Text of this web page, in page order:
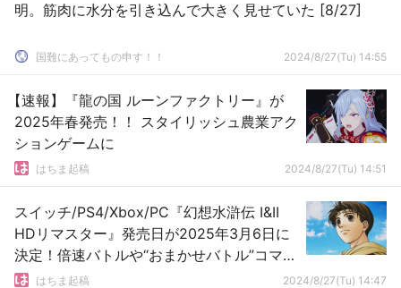
明。筋肉に水分を引き込んで大きく見せていた [8/27]
国難にあってもの申す！！ 2024/8/27(Tu) 14:55
【速報】『龍の国 ルーンファクトリー』が
2025年春発売！！ スタイリッシュ農業アク
ションゲームに
はちま起稿 2024/8/27(Tu) 14:51
スイッチ/PS4/Xbox/PC『幻想水滸伝 I&II
HDリマスター』発売日が2025年3月6日に
決定！倍速バトルや“おまかせバトル”コマン
ドが簡略化
はちま起稿 2024/8/27(Tu) 14:47